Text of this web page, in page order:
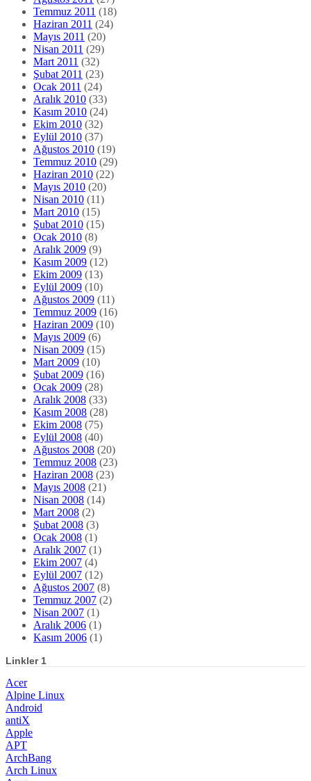
Temmuz 2011 (18)
Haziran 2011 (24)
Mayıs 2011 (20)
Nisan 2011 (29)
Mart 2011 (32)
Şubat 2011 (23)
Ocak 2011 (24)
Aralık 2010 (33)
Kasım 2010 (24)
Ekim 2010 (32)
Eylül 2010 (37)
Ağustos 2010 (19)
Temmuz 2010 (29)
Haziran 2010 (22)
Mayıs 2010 (20)
Nisan 2010 (11)
Mart 2010 (15)
Şubat 2010 (15)
Ocak 2010 (8)
Aralık 2009 (9)
Kasım 2009 (12)
Ekim 2009 (13)
Eylül 2009 (10)
Ağustos 2009 (11)
Temmuz 2009 (16)
Haziran 2009 (10)
Mayıs 2009 (6)
Nisan 2009 (15)
Mart 2009 (10)
Şubat 2009 (16)
Ocak 2009 (28)
Aralık 2008 (33)
Kasım 2008 (28)
Ekim 2008 (75)
Eylül 2008 (40)
Ağustos 2008 (20)
Temmuz 2008 (23)
Haziran 2008 (23)
Mayıs 2008 (21)
Nisan 2008 (14)
Mart 2008 (2)
Şubat 2008 (3)
Ocak 2008 (1)
Aralık 2007 (1)
Ekim 2007 (4)
Eylül 2007 (12)
Ağustos 2007 (8)
Temmuz 2007 (2)
Nisan 2007 (1)
Aralık 2006 (1)
Kasım 2006 (1)
Linkler 1
Acer
Alpine Linux
Android
antiX
Apple
APT
ArchBang
Arch Linux